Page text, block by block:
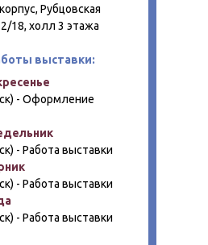
Рубцовская
18, холл 3 этажа
выставки:
- Оформление
- Работа выставки
- Работа выставки
- Работа выставки